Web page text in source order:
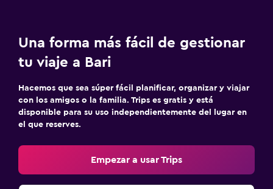
Una forma más fácil de gestionar
tu viaje a Bari
Hacemos que sea súper fácil planificar, organizar y viajar
con los amigos o la familia. Trips es gratis y está
disponible para su uso independientemente del lugar en
el que reserves.
Empezar a usar Trips